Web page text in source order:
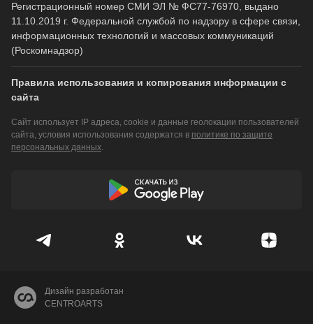
Регистрационный номер СМИ ЭЛ № ФС77-76970, выдано
11.10.2019 г. Федеральной службой по надзору в сфере связи,
информационных технологий и массовых коммуникаций
(Роскомнадзор)
Правила использования и копирования информации с
сайта
Сайт использует IP адреса, cookie и данные геолокации пользователей
сайта, условия использования содержатся в политике по защите
персональных данных.
Дизайн разработан
CENTROARTS